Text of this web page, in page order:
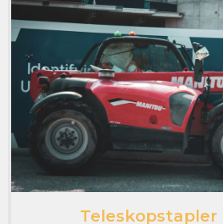
Teleskopstapler